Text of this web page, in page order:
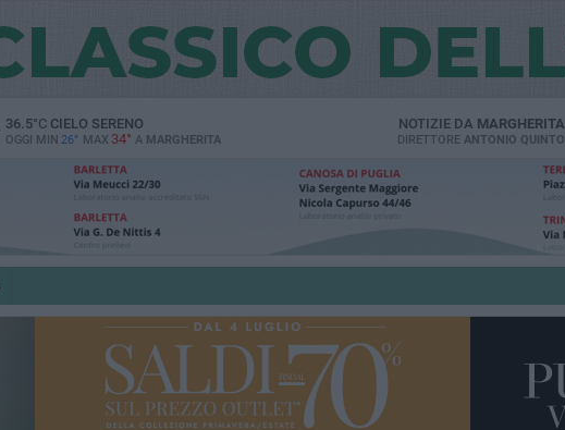
36.5°CCIELO SERENO
OGGI MIN 26° MAX 34° A MARGHERITA
NOTIZIE DA MARGHERITA
DIRETTORE ANTONIO QUINTO